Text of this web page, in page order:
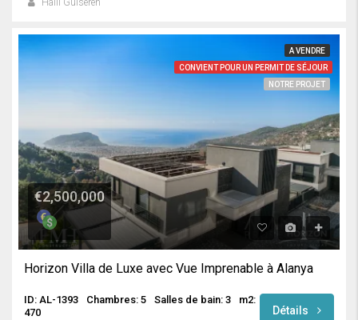
A VENDRE
CONVIENT POUR UN PERMIT DE SÉJOUR
NOTRE PROJET
€2,500,000
Horizon Villa de Luxe avec Vue Imprenable à Alanya
ID: AL-1393 Chambres: 5 Salles de bain: 3
m2:
470
Détails